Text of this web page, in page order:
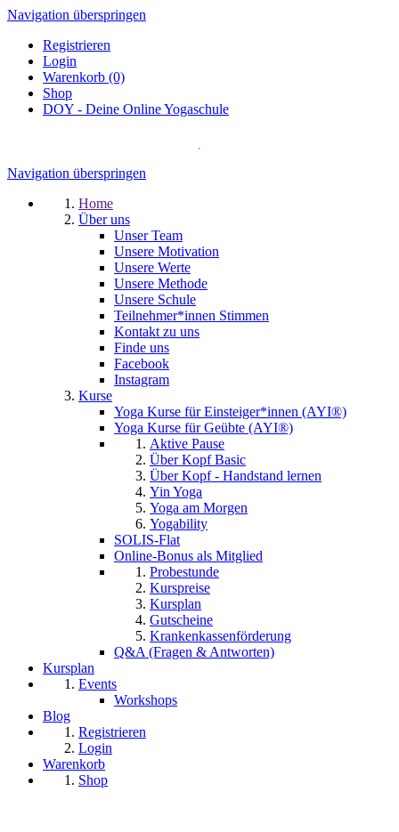
Navigation überspringen
Registrieren
Login
Warenkorb (0)
Shop
DOY - Deine Online Yogaschule
Navigation überspringen
Home
Über uns
Unser Team
Unsere Motivation
Unsere Werte
Unsere Methode
Unsere Schule
Teilnehmer*innen Stimmen
Kontakt zu uns
Finde uns
Facebook
Instagram
Kurse
Yoga Kurse für Einsteiger*innen (AYI®)
Yoga Kurse für Geübte (AYI®)
Aktive Pause
Über Kopf Basic
Über Kopf - Handstand lernen
Yin Yoga
Yoga am Morgen
Yogability
SOLIS-Flat
Online-Bonus als Mitglied
Probestunde
Kurspreise
Kursplan
Gutscheine
Krankenkassenförderung
Q&A (Fragen & Antworten)
Kursplan
Events
Workshops
Blog
Registrieren
Login
Warenkorb
Shop